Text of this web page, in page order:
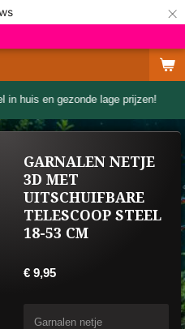
×
in huis en gezonde lage prijzen!
GARNALEN NETJE
3D MET
UITSCHUIFBARE
TELESCOOP STEEL
18-53 CM
€ 9,95
Garnalen netje